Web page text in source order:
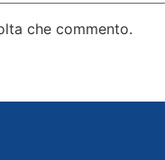
che commento.